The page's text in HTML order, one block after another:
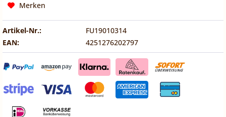
Merken
Artikel-Nr.:
FU19010314
EAN:
4251276202797